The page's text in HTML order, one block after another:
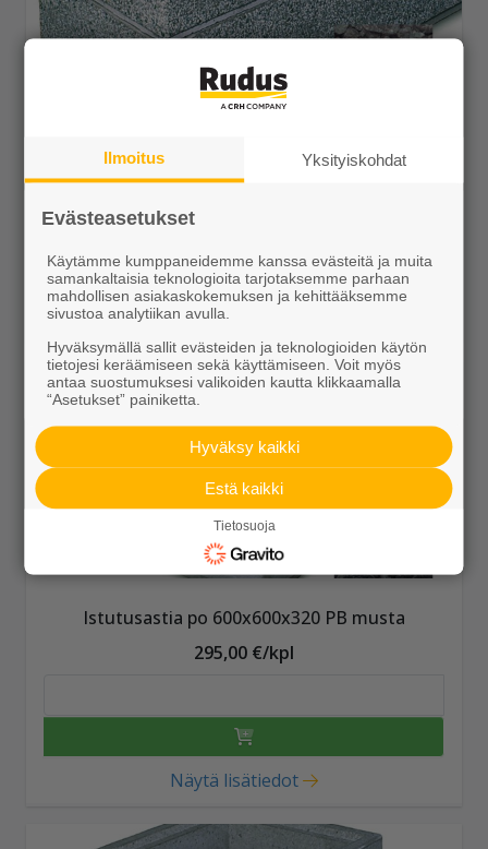
Istutusastia ko 600x1500x180 PB vaalea
299,00 €/kpl
Näytä lisätiedot
Istutusastia po 600x600x320 PB musta
295,00 €/kpl
Näytä lisätiedot
Ilmoitus Yksityiskohdat
Evästeasetukset
Käytämme kumppaneidemme kanssa evästeitä ja muita
samankaltaisia teknologioita tarjotaksemme parhaan
mahdollisen asiakaskokemuksen ja kehittääksemme
sivustoa analytiikan avulla.
Hyväksymällä sallit evästeiden ja teknologioiden käytön
tietojesi keräämiseen sekä käyttämiseen. Voit myös
antaa suostumuksesi valikoiden kautta klikkaamalla
“Asetukset” painiketta.
Hyväksy kaikki
Estä kaikki
Tietosuoja